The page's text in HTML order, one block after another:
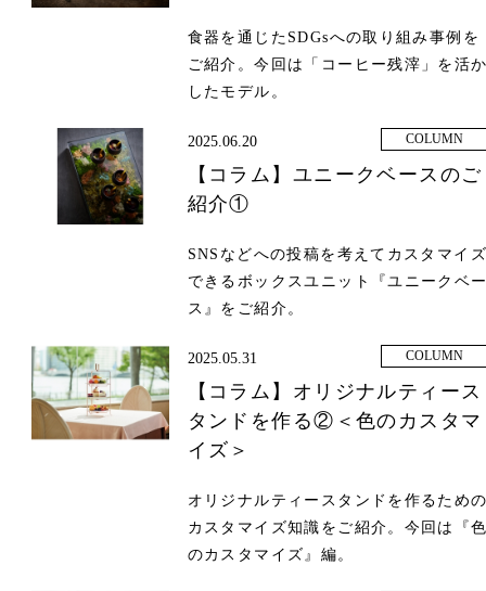
食器を通じたSDGsへの取り組み事例を
ご紹介。今回は「コーヒー残滓」を活
したモデル。
2025.06.20 COLUMN
【コラム】ユニークベースのご
紹介①
SNSなどへの投稿を考えてカスタマイ
できるボックスユニット『ユニークベ
ス』をご紹介。
2025.05.31 COLUMN
【コラム】オリジナルティース
タンドを作る②＜色のカスタマ
イズ＞
オリジナルティースタンドを作るため
カスタマイズ知識をご紹介。今回は『
のカスタマイズ』編。